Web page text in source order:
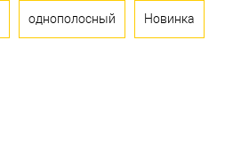
однополосный Новинка